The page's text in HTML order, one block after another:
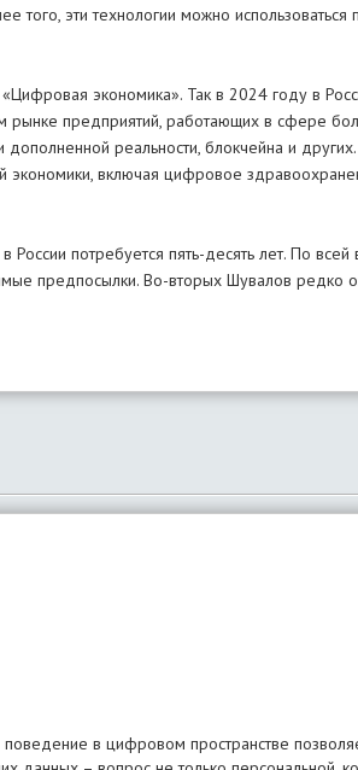
того, эти технологии можно
экономика». Так в 2024 году в
рынке предприятий, работающих в сфере
реальности, блокчейна и
экономики, включая цифровое
потребуется пять-десять лет. По всей
предпосылки. Во-вторых Шувалов редко
в цифровом пространстве